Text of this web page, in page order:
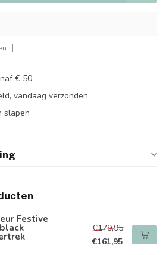
€ 50,-
vandaag verzonden
slapen
Festive
€179,95
€161,95